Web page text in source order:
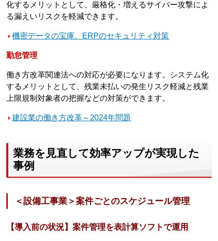
化するメリットとして、厳格化・増えるサイバー攻撃によ
る漏えいリスクを軽減できます。
機密データの宝庫、ERPのセキュリティ対策
勤怠管理
働き方改革関連法への対応が必要になります。システム化
するメリットとして、残業未払いの発生リスク軽減と残業
上限規制対象者の把握などの対策ができます。
建設業の働き方改革～2024年問題
業務を見直して効率アップが実現した
事例
＜設備工事業＞案件ごとのスケジュール管理
【導入前の状況】案件管理を表計算ソフトで運用